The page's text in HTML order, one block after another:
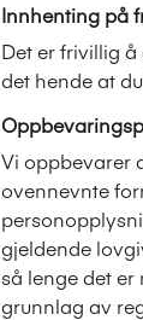
Innhenting på
Det er frivillig
det hende at
Vi oppbevarer
ovennevnte
gjeldende
så lenge det
grunnlag av